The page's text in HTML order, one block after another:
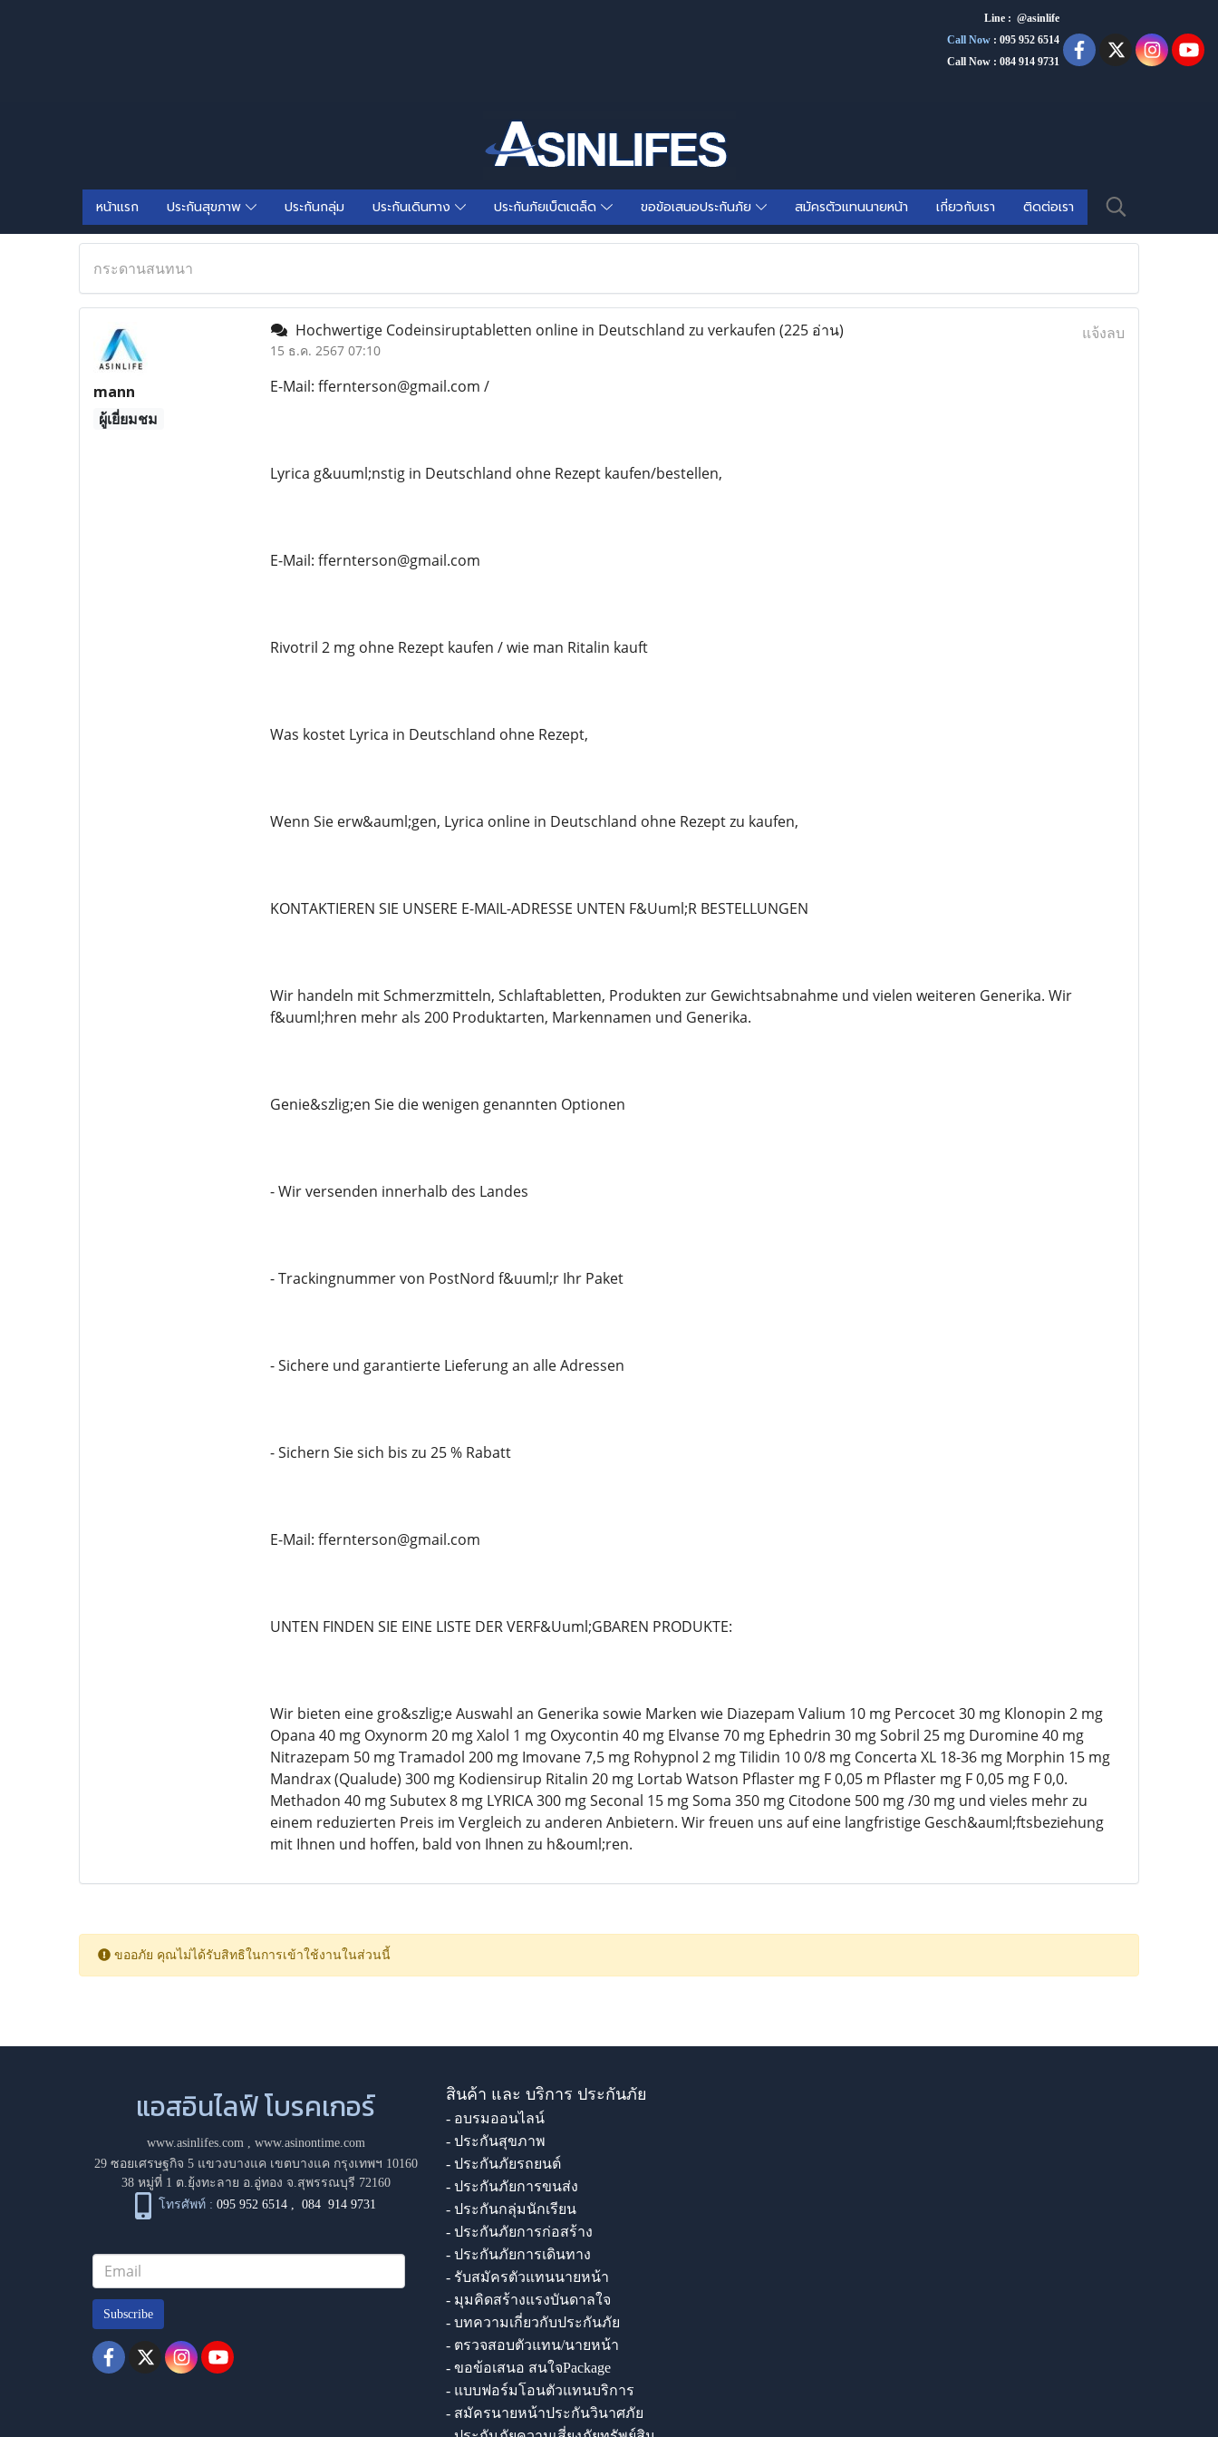
Line : @asinlife
Call Now : 095 952 6514
Call Now : 084 914 9731
หน้าแรก ประกันสุขภาพ ประกันกลุ่ม ประกันเดินทาง ประกันภัยเบ็ตเตล็ด ขอข้อเสนอประกันภัย สมัครตัวแทนนายหน้า เกี่ยวกับเรา ติดต่อเรา
กระดานสนทนา
mann
ผู้เยี่ยมชม
Hochwertige Codeinsiruptabletten online in Deutschland zu verkaufen (225 อ่าน)
15 ธ.ค. 2567 07:10
แจ้งลบ
E-Mail: ffernterson@gmail.com /
Lyrica g&uuml;nstig in Deutschland ohne Rezept kaufen/bestellen,
E-Mail: ffernterson@gmail.com
Rivotril 2 mg ohne Rezept kaufen / wie man Ritalin kauft
Was kostet Lyrica in Deutschland ohne Rezept,
Wenn Sie erw&auml;gen, Lyrica online in Deutschland ohne Rezept zu kaufen,
KONTAKTIEREN SIE UNSERE E-MAIL-ADRESSE UNTEN F&Uuml;R BESTELLUNGEN
Wir handeln mit Schmerzmitteln, Schlaftabletten, Produkten zur Gewichtsabnahme und vielen weiteren Generika. Wir
f&uuml;hren mehr als 200 Produktarten, Markennamen und Generika.
Genie&szlig;en Sie die wenigen genannten Optionen
- Wir versenden innerhalb des Landes
- Trackingnummer von PostNord f&uuml;r Ihr Paket
- Sichere und garantierte Lieferung an alle Adressen
- Sichern Sie sich bis zu 25 % Rabatt
E-Mail: ffernterson@gmail.com
UNTEN FINDEN SIE EINE LISTE DER VERF&Uuml;GBAREN PRODUKTE:
Wir bieten eine gro&szlig;e Auswahl an Generika sowie Marken wie Diazepam Valium 10 mg Percocet 30 mg Klonopin 2 mg
Opana 40 mg Oxynorm 20 mg Xalol 1 mg Oxycontin 40 mg Elvanse 70 mg Ephedrin 30 mg Sobril 25 mg Duromine 40 mg
Nitrazepam 50 mg Tramadol 200 mg Imovane 7,5 mg Rohypnol 2 mg Tilidin 10 0/8 mg Concerta XL 18-36 mg Morphin 15 mg
Mandrax (Qualude) 300 mg Kodiensirup Ritalin 20 mg Lortab Watson Pflaster mg F 0,05 m Pflaster mg F 0,05 mg F 0,0.
Methadon 40 mg Subutex 8 mg LYRICA 300 mg Seconal 15 mg Soma 350 mg Citodone 500 mg /30 mg und vieles mehr zu
einem reduzierten Preis im Vergleich zu anderen Anbietern. Wir freuen uns auf eine langfristige Gesch&auml;ftsbeziehung
mit Ihnen und hoffen, bald von Ihnen zu h&ouml;ren.
ขออภัย คุณไม่ได้รับสิทธิในการเข้าใช้งานในส่วนนี้
แอสอินไลฟ์ โบรคเกอร์
www.asinlifes.com, www.asinontime.com
29 ซอยเศรษฐกิจ 5 แขวงบางแค เขตบางแค กรุงเทพฯ 10160
38 หมู่ที่ 1 ต.ยุ้งทะลาย อ.อู่ทอง จ.สุพรรณบุรี 72160
โทรศัพท์ : 095 952 6514 ,084 914 9731
Subscribe
สินค้า และ บริการ ประกันภัย
- อบรมออนไลน์
- ประกันสุขภาพ
- ประกันภัยรถยนต์
- ประกันภัยการขนส่ง
- ประกันกลุ่มนักเรียน
- ประกันภัยการก่อสร้าง
- ประกันภัยการเดินทาง
- รับสมัครตัวแทนนายหน้า
- มุมคิดสร้างแรงบันดาลใจ
- บทความเกี่ยวกับประกันภัย
- ตรวจสอบตัวแทน/นายหน้า
- ขอข้อเสนอ สนใจPackage
- แบบฟอร์มโอนตัวแทนบริการ
- สมัครนายหน้าประกันวินาศภัย